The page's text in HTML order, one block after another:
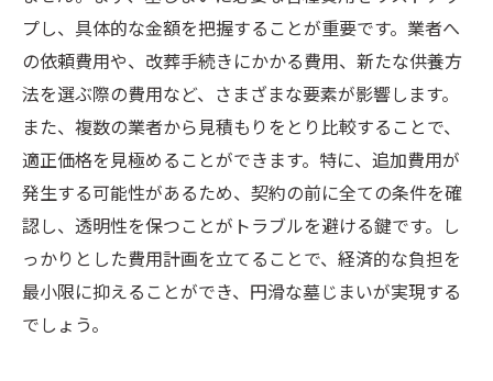
プし、具体的な金額を把握することが重要です。業者へ
の依頼費用や、改葬手続きにかかる費用、新たな供養方
法を選ぶ際の費用など、さまざまな要素が影響します。
また、複数の業者から見積もりをとり比較することで、
適正価格を見極めることができます。特に、追加費用が
発生する可能性があるため、契約の前に全ての条件を確
認し、透明性を保つことがトラブルを避ける鍵です。し
っかりとした費用計画を立てることで、経済的な負担を
最小限に抑えることができ、円滑な墓じまいが実現する
でしょう。